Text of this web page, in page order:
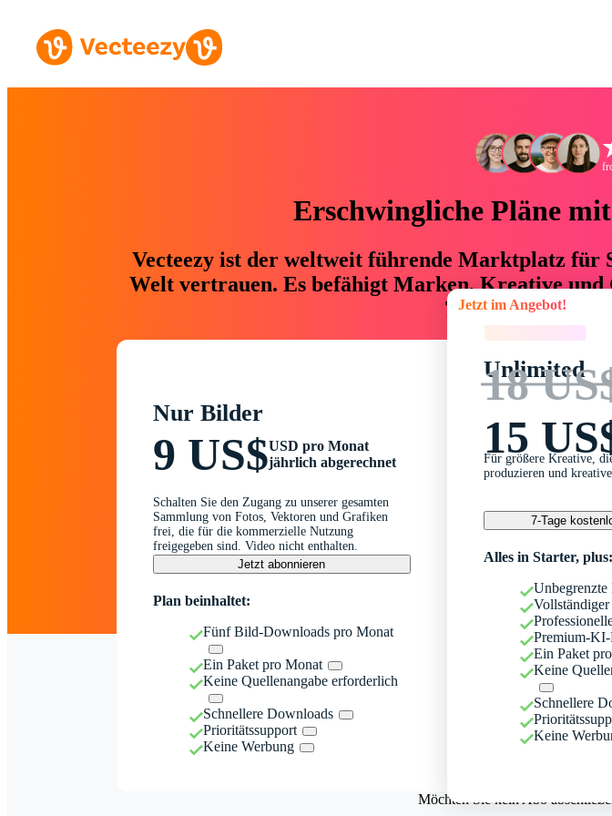
Erschwingliche Pläne
Vecteezy ist der weltweit führende Marktplatz für
Welt vertrauen. Es befähigt Marken, Kreative und
76 % an Zeit und
Nur Bilder
9 US$USD pro Monat
jährlich abgerechnet
Schalten Sie den Zugang zu unserer gesamten
Sammlung von Fotos, Vektoren und Grafiken
frei, die für die kommerzielle Nutzung
freigegeben sind. Video nicht enthalten.
Jetzt abonnieren
Plan beinhaltet:
Fünf Bild-Downloads pro Monat
Ein Paket pro Monat
Keine Quellenangabe erforderlich
Schnellere Downloads
Prioritätssupport
Keine Werbung
Jetzt im Angebot!
Unlimited
18
15
Für größere Kreative,
produzieren und
7-Tage
Alles in Starter, plus:
Premium-
Ein Paket
Keine
Schnellere
Keine
Möchten Sie kein Abo